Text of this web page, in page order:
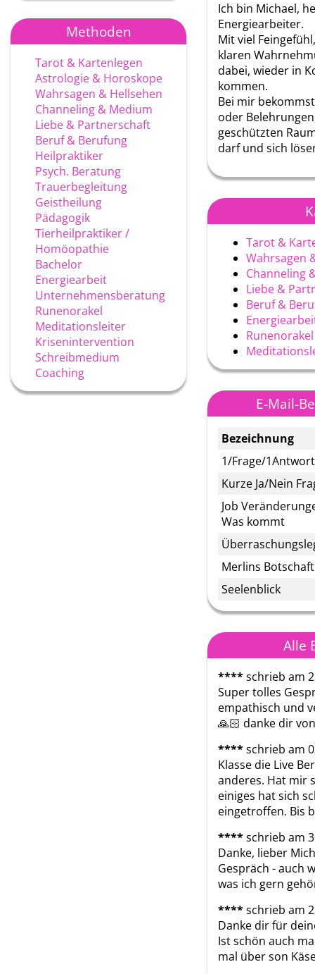
Methoden
Tarot & Kartenlegen
Astrologie & Horoskope
Wahrsagen & Hellsehen
Channeling & Medium
Liebe & Partnerschaft
Beruf & Berufung
Heilpraktiker
Psych. Beratung
Trauerbegleitung
Geistheilung
Pädagogik
Tierheilpraktiker /
Homöopathie
Bachelor
Energiearbeit
Unternehmensberatung
Runenorakel
Meditationsleiter
Krisenintervention
Schreibmedium
Coaching
Ich bin Michael,
Energiearbeiter.
Mit viel
klaren
dabei, wieder in
kommen.
Bei mir
oder
geschützten
darf und sich
Tarot &
Wahrsagen
Channeling
Liebe &
Beruf &
Runenorakel
E-Mail-
Bezeichnung
1/Frage/1Antwort
Kurze Ja/Nein
Job
Was kommt
Merlins Botschaft
Seelenblick
Alle
****schrieb am
Super tolles
empathisch und
🙏🏻 danke dir
****schrieb am
Klasse die Live
anderes. Hat mir
einiges hat sich
eingetroffen. Bis
****schrieb am
Danke, lieber
Gespräch - auch
was ich gern
****schrieb am
Danke dir für
Ist schön auch
mal über son